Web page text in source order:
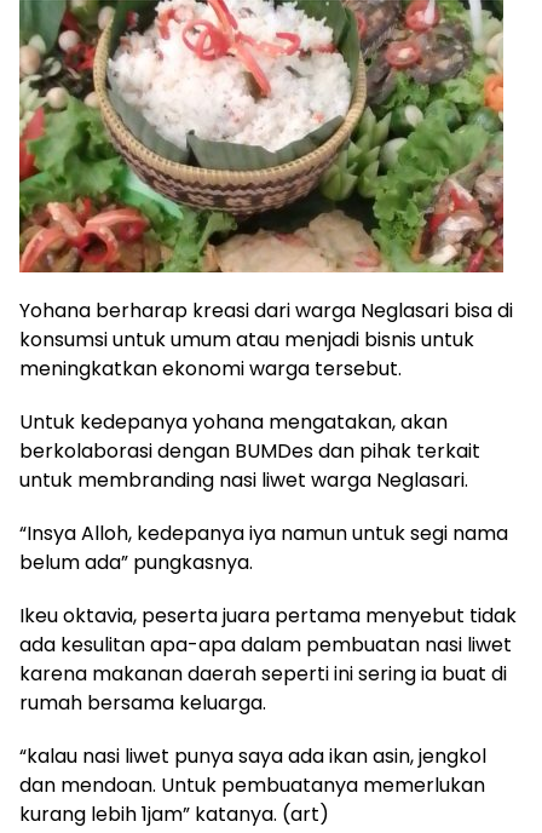
Yohana berharap kreasi dari warga Neglasari bisa di
konsumsi untuk umum atau menjadi bisnis untuk
meningkatkan ekonomi warga tersebut.
Untuk kedepanya yohana mengatakan, akan
berkolaborasi dengan BUMDes dan pihak terkait
untuk membranding nasi liwet warga Neglasari.
“Insya Alloh, kedepanya iya namun untuk segi nama
belum ada” pungkasnya.
Ikeu oktavia, peserta juara pertama menyebut tidak
ada kesulitan apa-apa dalam pembuatan nasi liwet
karena makanan daerah seperti ini sering ia buat di
rumah bersama keluarga.
“kalau nasi liwet punya saya ada ikan asin, jengkol
dan mendoan. Untuk pembuatanya memerlukan
kurang lebih 1jam” katanya. (art)